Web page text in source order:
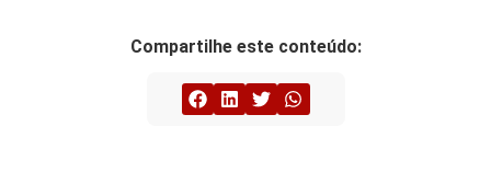
Compartilhe este conteúdo: